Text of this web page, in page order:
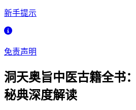
新手提示
免责声明
洞天奥旨中医古籍全书
秘典深度解读